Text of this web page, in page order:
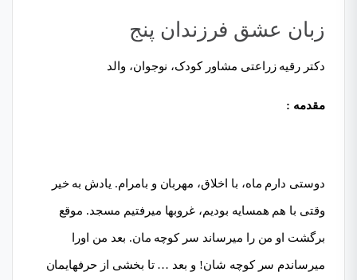
زبان عشق فرزندان پنج
دکتر رقیه زراعتی مشاور کودک، نوجوان، والد
مقدمه :
دوستی دارم ماه، با اخلاق، مهربان و بامرام. یادش به خیر
وقتی با هم همسایه بودیم، غروبها میرفتیم مسجد. موقع
برگشت او من را میرساند سر کوچه مان. بعد من اورا
میرساندم سر کوچه شان! و بعد … تا بخشی از حرفهایمان